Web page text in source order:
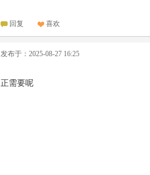
回复
喜欢
发布于：2025-08-27 16:25
正需要呢